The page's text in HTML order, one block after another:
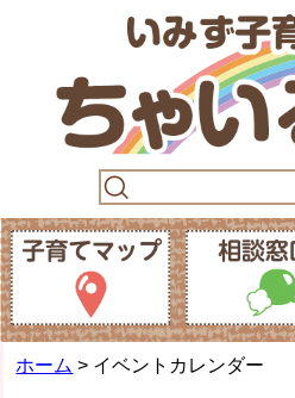
ホーム > イベントカレンダー